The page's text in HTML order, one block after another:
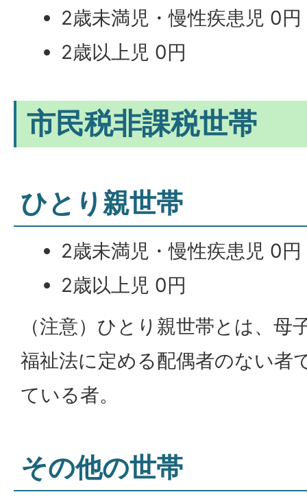
2歳未満児・慢性疾患児 0円
2歳以上児 0円
市民税非課税世帯
ひとり親世帯
2歳未満児・慢性疾患児 0円
2歳以上児 0円
（注意）ひとり親世帯とは、母
福祉法に定める配偶者のない者
ている者。
その他の世帯